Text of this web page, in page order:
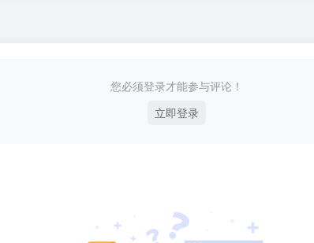
您必须登录才能参与评论！
立即登录